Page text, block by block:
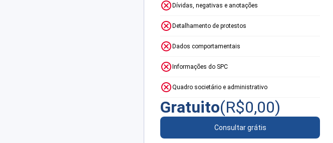
Dívidas, negativas e anotações
Detalhamento de protestos
Dados comportamentais
Informações do SPC
Quadro societário e administrativo
Gratuito(R$0,00)
Consultar grátis